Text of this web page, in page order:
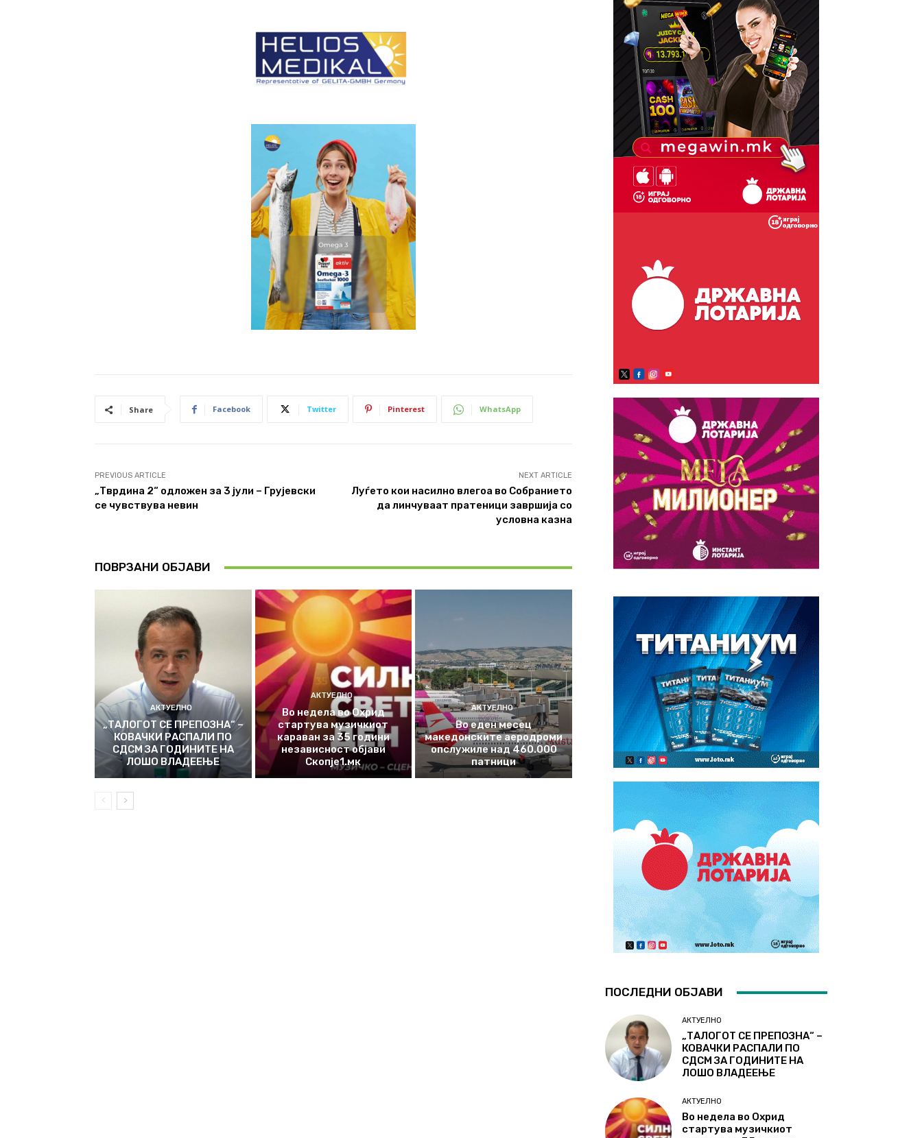
Share Facebook Twitter Pinterest WhatsApp
PREVIOUS ARTICLE
„Тврдина 2“ одложен за 3 јули – Грујевски
се чувствува невин
NEXT ARTICLE
Луѓето кои насилно влегоа во Собранието
да линчуваат пратеници завршија со
условна казна
ПОВРЗАНИ ОБЈАВИ
АКТУЕЛНО
„ТАЛОГОТ СЕ ПРЕПОЗНА“ –
КОВАЧКИ РАСПАЛИ ПО
СДСМ ЗА ГОДИНИТЕ НА
ЛОШО ВЛАДЕЕЊЕ
АКТУЕЛНО
Во недела во Охрид
стартува музичкиот
караван за 35 години
независност објави
Скопје1.мк
АКТУЕЛНО
Во еден месец
македонските аеродроми
опслужиле над 460.000
патници
ПОСЛЕДНИ ОБЈАВИ
АКТУЕЛНО
„ТАЛОГОТ СЕ ПРЕПОЗНА“ –
КОВАЧКИ РАСПАЛИ ПО
СДСМ ЗА ГОДИНИТЕ НА
ЛОШО ВЛАДЕЕЊЕ
АКТУЕЛНО
Во недела во Охрид
стартува музичкиот